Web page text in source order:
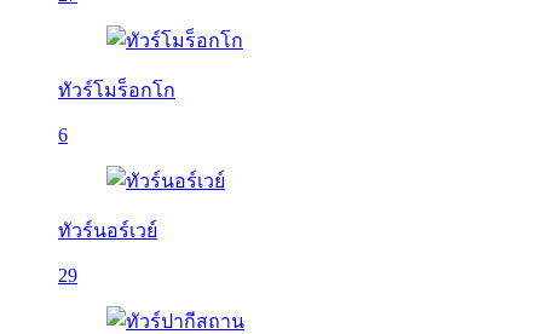
ทัวร์โมร็อกโก
6
ทัวร์นอร์เวย์
29